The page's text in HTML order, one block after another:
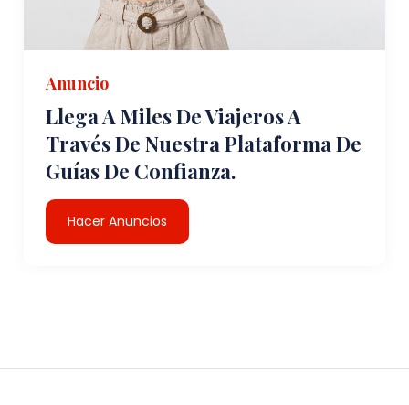
Anuncio
Llega A Miles De Viajeros A
Través De Nuestra Plataforma De
Guías De Confianza.
Hacer Anuncios